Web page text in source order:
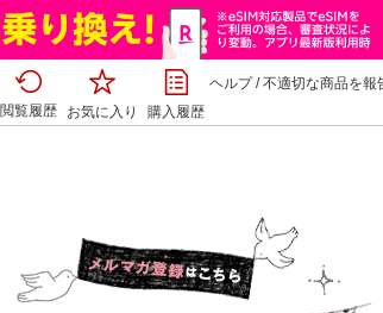
閲覧履歴 お気に入り 購入履歴
ヘルプ/不適切な商品を報